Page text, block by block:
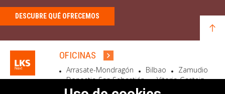
DESCUBRE QUÉ OFRECEMOS
OFICINAS
Arrasate-Mondragón Bilbao
Zamudio
Donostia-San Sebastián
Vitoria-Gasteiz
Madrid
El Astillero Bidart